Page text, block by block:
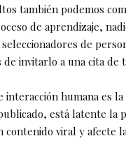
también podemos
de aprendizaje,
de
invitarlo a una cita de
humana es
está latente la
viral y afecte